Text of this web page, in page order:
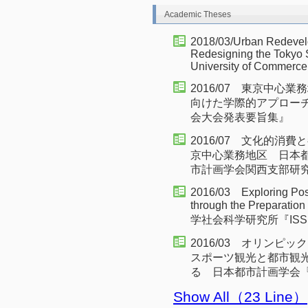
Academic Theses
2018/03/Urban
Redesigning the Tokyo
University of Commerce
2016/07 東京中心業務
向けた学際的アプロ
会大会発表要旨集』
2016/07 文化的消費と
京中心業務地区 日本
市計画学会関西支部研
2016/03 Exploring
through the
学社会科学研究所『
2016/03 オリンピック
スポーツ観光と都市観
る 日本都市計画学会
Show All（23 Line）